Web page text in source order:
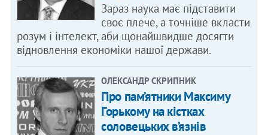
Зараз наука має підставити
своє плече, а точніше вкласти
розум і інтелект, аби щонайшвидше досягти
відновлення економіки нашої держави.
ОЛЕКСАНДР СКРИПНИК
Про пам’ятники Максиму
Горькому на кістках
соловецьких в’язнів